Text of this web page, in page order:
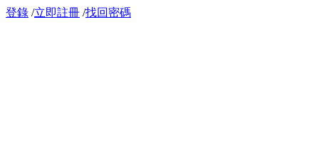
登錄 /立即註冊 /找回密碼